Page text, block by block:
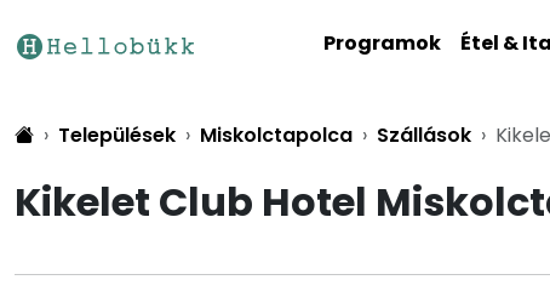
Programok Étel &
Települések Miskolctapolca Szállások
Kikelet Club Hotel